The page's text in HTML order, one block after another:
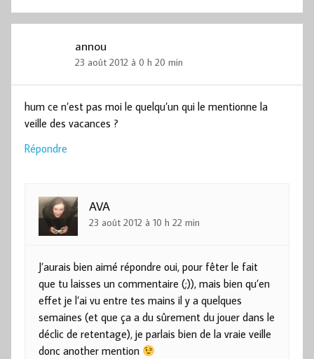
annou
23 août 2012 à 0 h 20 min
hum ce n’est pas moi le quelqu’un qui le mentionne la
veille des vacances ?
Répondre
AVA
23 août 2012 à 10 h 22 min
J’aurais bien aimé répondre oui, pour fêter le fait
que tu laisses un commentaire (;)), mais bien qu’en
effet je l’ai vu entre tes mains il y a quelques
semaines (et que ça a du sûrement du jouer dans le
déclic de retentage), je parlais bien de la vraie veille
donc another mention